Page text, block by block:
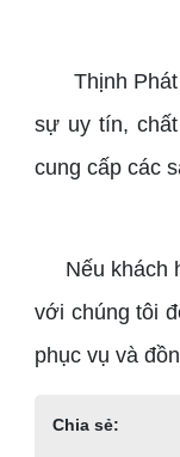
Thịnh Phát
sự uy tín,
cung cấp các
Nếu khách
với chúng tôi
phục vụ và
Chia sẻ: